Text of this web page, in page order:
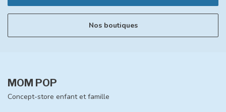
Nos boutiques
MOM POP
Concept-store enfant et famille